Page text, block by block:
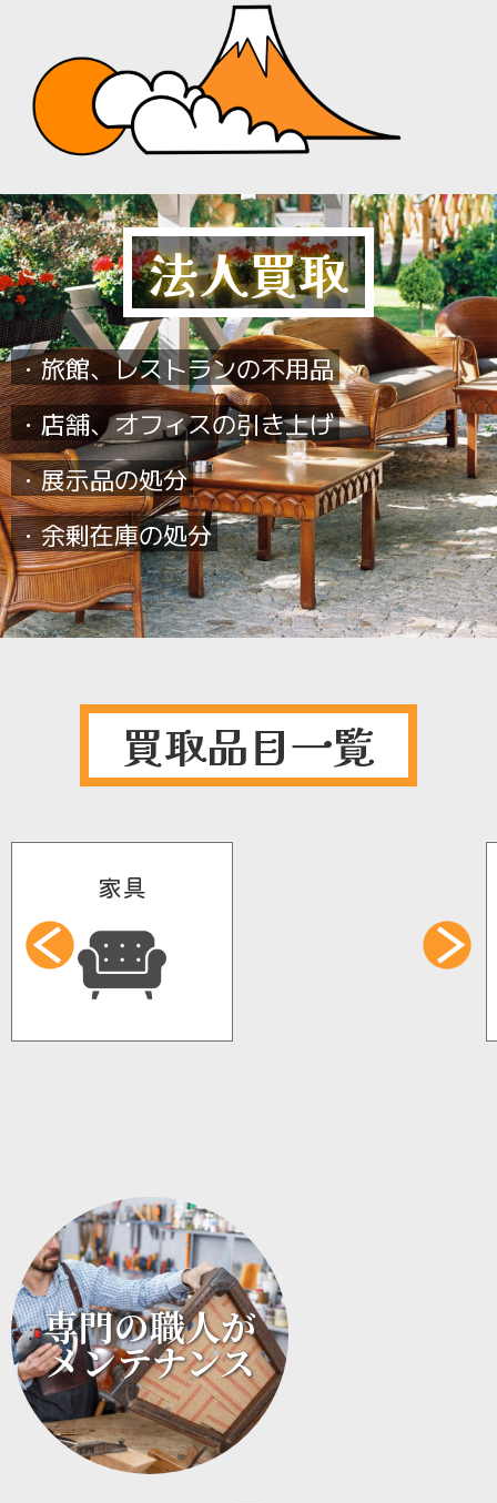
法人買取
・旅館、レストランの不用品
・店舗、オフィスの引き上げ
・展示品の処分
・余剰在庫の処分
買取品目一覧
家具
専門の職人が
メンテナンス